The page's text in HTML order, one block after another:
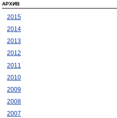
АРХИВ
2015
2014
2013
2012
2011
2010
2009
2008
2007